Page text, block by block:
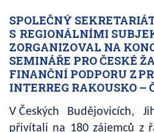
SPOLEČNÝ
S REGIONÁLNÍMI
ZORGANIZOVAL NA
SEMINÁŘE PRO ČESKÉ
FINANČNÍ PODPORU Z
INTERREG RAKOUSKO –
V Českých Budějovicích,
přivítali na 180 zájemců z